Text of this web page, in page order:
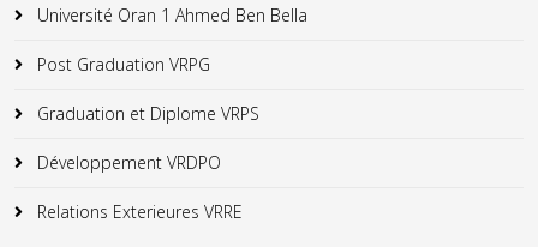
Université Oran 1 Ahmed Ben Bella
Post Graduation VRPG
Graduation et Diplome VRPS
Développement VRDPO
Relations Exterieures VRRE